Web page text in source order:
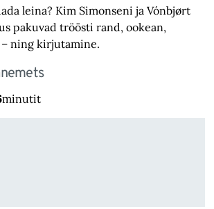
leina? Kim Simonseni ja Vónbjørt
pakuvad tröösti rand, ookean,
ning kirjutamine.
minutit